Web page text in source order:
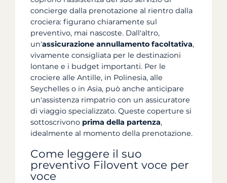
concierge dalla prenotazione al rientro dalla
crociera: figurano chiaramente sul
preventivo, mai nascoste. Dall'altro,
un'assicurazione annullamento facoltativa,
vivamente consigliata per le destinazioni
lontane e i budget importanti. Per le
crociere alle Antille, in Polinesia, alle
Seychelles o in Asia, può anche anticipare
un'assistenza rimpatrio con un assicuratore
di viaggio specializzato. Queste coperture si
sottoscrivono prima della partenza,
idealmente al momento della prenotazione.
Come leggere il suo
preventivo Filovent voce per
voce